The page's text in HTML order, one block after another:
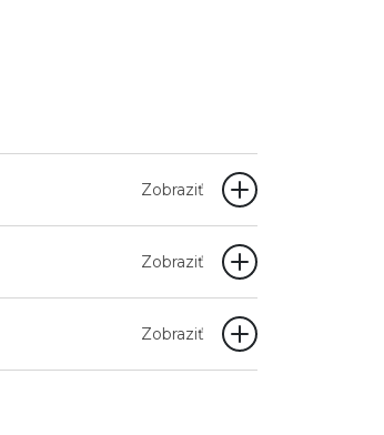
Zobraziť
Zobraziť
Zobraziť